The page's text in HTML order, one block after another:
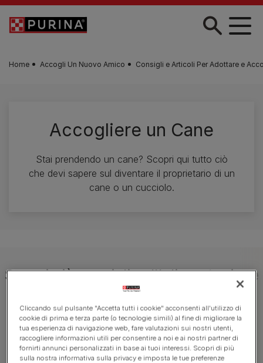
Skip to main content
Home Accogli Un Nuovo Amico Consigli e Articoli Per Adottare e
Accogliere un Cane
Stai prendendo un cane? Scopri qui tutto ciò
che devi sapere sul diventare il proprietario di un
cane o un cucciolo.
Scopri più consigli sull'alimentazione
Adottare un cane Nomi per cani
Cliccando sul pulsante "Accetta tutti i cookie" acconsenti all'utilizzo di
cookie di prima e terza parte (o tecnologie simili) al fine di migliorare la
tua esperienza di navigazione web, fare valutazioni sui nostri utenti,
raccogliere informazioni utili per consentire a noi e ai nostri partner di
fornirti annunci personalizzati in base ai tuoi interessi. Scopri di più
sulla nostra informativa sulla privacy e imposta le tue preferenze